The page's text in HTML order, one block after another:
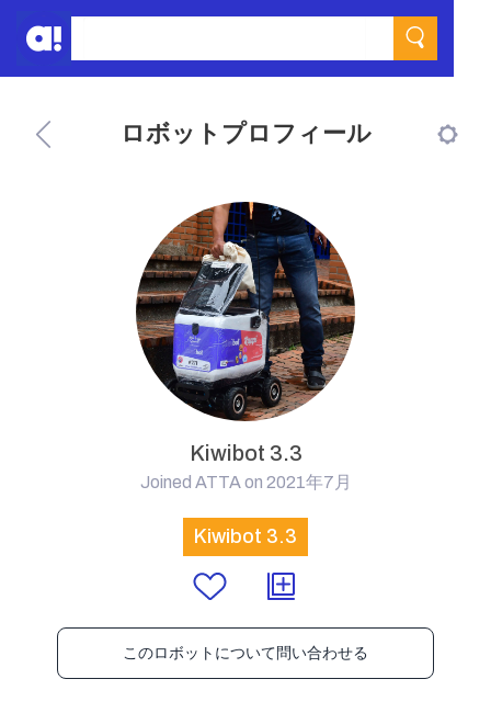
ロボットプロフィール
Kiwibot 3.3
Joined ATTA on 2021年7月
Kiwibot 3.3
このロボットについて問い合わせる